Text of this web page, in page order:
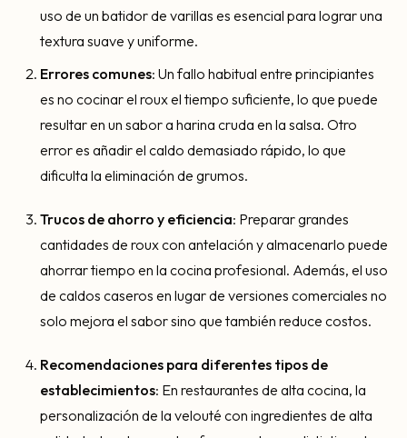
uso de un batidor de varillas es esencial para lograr una
textura suave y uniforme.
Errores comunes: Un fallo habitual entre principiantes
es no cocinar el roux el tiempo suficiente, lo que puede
resultar en un sabor a harina cruda en la salsa. Otro
error es añadir el caldo demasiado rápido, lo que
dificulta la eliminación de grumos.
Trucos de ahorro y eficiencia: Preparar grandes
cantidades de roux con antelación y almacenarlo puede
ahorrar tiempo en la cocina profesional. Además, el uso
de caldos caseros en lugar de versiones comerciales no
solo mejora el sabor sino que también reduce costos.
Recomendaciones para diferentes tipos de
establecimientos: En restaurantes de alta cocina, la
personalización de la velouté con ingredientes de alta